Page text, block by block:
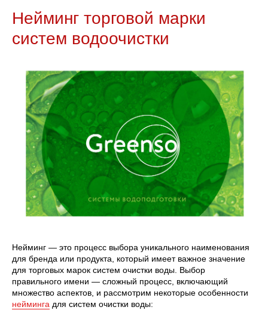
Нейминг торговой марки
систем водоочистки
Нейминг — это процесс выбора уникального наименования
для бренда или продукта, который имеет важное значение
для торговых марок систем очистки воды. Выбор
правильного имени — сложный процесс, включающий
множество аспектов, и рассмотрим некоторые особенности
нейминга для систем очистки воды: